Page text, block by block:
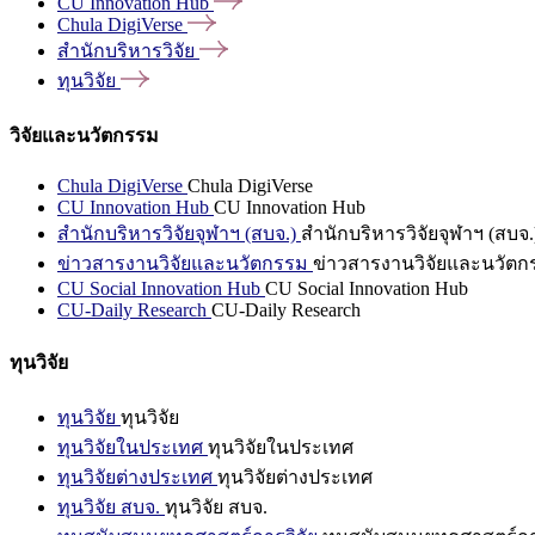
Chula DigiVerse
สำนักบริหารวิจัย
ทุนวิจัย
วิจัยและนวัตกรรม
Chula DigiVerse Chula DigiVerse
CU Innovation Hub CU Innovation Hub
สำนักบริหารวิจัยจุฬาฯ (สบจ.) สำนักบริหารวิจัยจุฬาฯ (สบจ
ข่าวสารงานวิจัยและนวัตกรรม ข่าวสารงานวิจัยและนวัตก
CU Social Innovation Hub CU Social Innovation Hub
CU-Daily Research CU-Daily Research
ทุนวิจัย
ทุนวิจัย ทุนวิจัย
ทุนวิจัยในประเทศ ทุนวิจัยในประเทศ
ทุนวิจัยต่างประเทศ ทุนวิจัยต่างประเทศ
ทุนวิจัย สบจ. ทุนวิจัย สบจ.